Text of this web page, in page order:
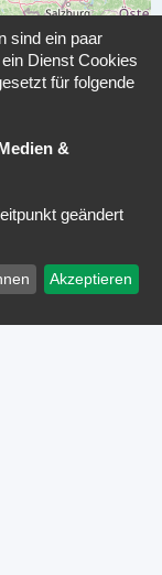
sind ein paar
Dienst Cookies
für folgende
&
geändert
Akzeptieren